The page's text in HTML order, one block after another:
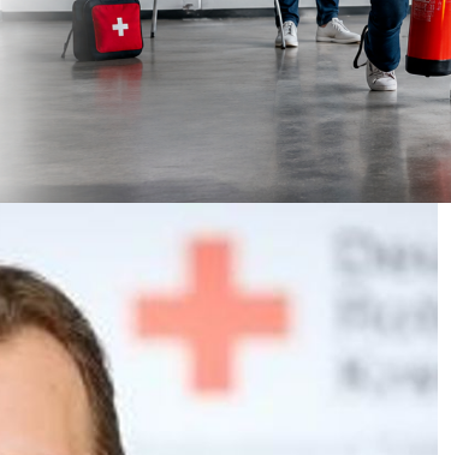
Gerontopsychiatrische Begegnung
Migration und Integration
Migrationsberatung (MBE)
Integrationsmanagement (KIM)
Regionalberatung